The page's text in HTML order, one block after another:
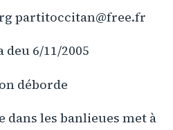
partitoccitan@free.fr
6/11/2005
déborde
dans les banlieues met à